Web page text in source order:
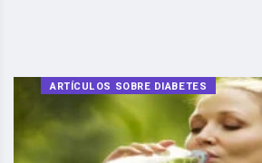
ARTÍCULOS SOBRE DIABETES